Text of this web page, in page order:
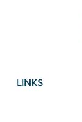
LINKS